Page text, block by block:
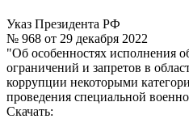
Указ Президента РФ
№ 968 от 29 декабря 2022
"Об особенностях исполнения
ограничений и запретов в
коррупции некоторыми
проведения специальной
Скачать: